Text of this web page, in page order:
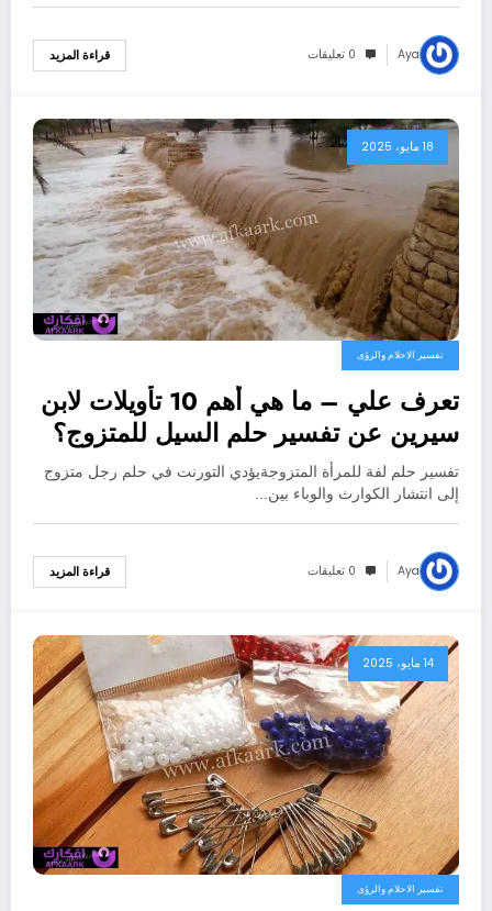
Aya 0 تعليقات قراءة المزيد
18 مايو، 2025
تفسير الاحلام والرؤى
تعرف علي – ما هي أهم 10 تأويلات لابن
سيرين عن تفسير حلم السيل للمتزوج؟
– بالتفصيل
تفسير حلم لفة للمرأة المتزوجةيؤدي التورنت في حلم رجل متزوج
إلى انتشار الكوارث والوباء بين…
Aya 0 تعليقات قراءة المزيد
14 مايو، 2025
تفسير الاحلام والرؤى